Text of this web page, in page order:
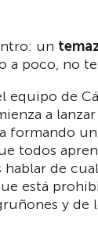
un
a poco, no
equipo de
a
formando un
todos
de
está
y de